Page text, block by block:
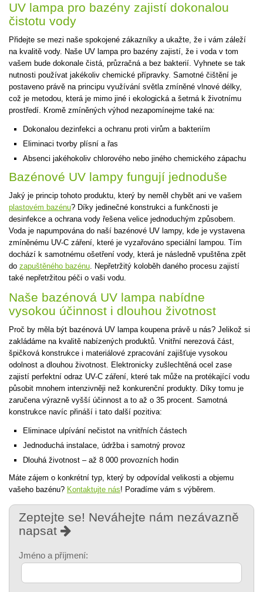
UV lampa pro bazény zajistí dokonalou
čistotu vody
Přidejte se mezi naše spokojené zákazníky a ukažte, že i vám záleží
na kvalitě vody. Naše UV lampa pro bazény zajistí, že i voda v tom
vašem bude dokonale čistá, průzračná a bez bakterií. Vyhnete se tak
nutnosti používat jakékoliv chemické přípravky. Samotné čištění je
postaveno právě na principu využívání světla zmíněné vlnové délky,
což je metodou, která je mimo jiné i ekologická a šetrná k životnímu
prostředí. Kromě zmíněných výhod nezapomínejme také na:
Dokonalou dezinfekci a ochranu proti virům a bakteriím
Eliminaci tvorby plísní a řas
Absenci jakéhokoliv chlorového nebo jiného chemického zápachu
Bazénové UV lampy fungují jednoduše
Jaký je princip tohoto produktu, který by neměl chybět ani ve vašem
plastovém bazénu? Díky jedinečné konstrukci a funkčnosti je
desinfekce a ochrana vody řešena velice jednoduchým způsobem.
Voda je napumpována do naší bazénové UV lampy, kde je vystavena
zmíněnému UV-C záření, které je vyzařováno speciální lampou. Tím
dochází k samotnému ošetření vody, která je následně vpuštěna zpět
do zapuštěného bazénu. Nepřetržitý koloběh daného procesu zajistí
také nepřetržitou péči o vaši vodu.
Naše bazénová UV lampa nabídne
vysokou účinnost i dlouhou životnost
Proč by měla být bazénová UV lampa koupena právě u nás? Jelikož si
zakládáme na kvalitě nabízených produktů. Vnitřní nerezová část,
špičková konstrukce i materiálové zpracování zajišťuje vysokou
odolnost a dlouhou životnost. Elektronicky zušlechtěná ocel zase
zajistí perfektní odraz UV-C záření, které tak může na protékající vodu
působit mnohem intenzivněji než konkurenční produkty. Díky tomu je
zaručena výrazně vyšší účinnost a to až o 35 procent. Samotná
konstrukce navíc přináší i tato další pozitiva:
Eliminace ulpívání nečistot na vnitřních částech
Jednoduchá instalace, údržba i samotný provoz
Dlouhá životnost – až 8 000 provozních hodin
Máte zájem o konkrétní typ, který by odpovídal velikosti a objemu
vašeho bazénu? Kontaktujte nás! Poradíme vám s výběrem.
Zeptejte se! Neváhejte nám nezávazně
napsat
Jméno a příjmení: